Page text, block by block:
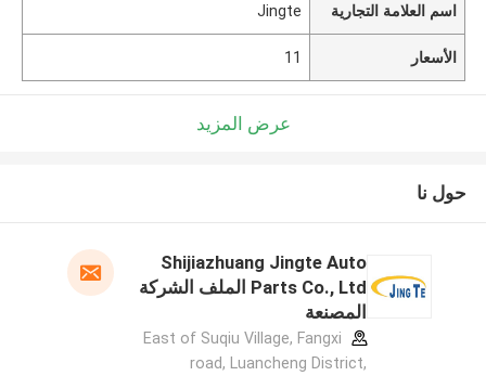
اسم العلامة التجارية Jingte
الأسعار 11
عرض المزيد
حول نا
Shijiazhuang Jingte Auto
Parts Co., Ltd الملف الشركة
المصنعة
East of Suqiu Village, Fangxi
road, Luancheng District,